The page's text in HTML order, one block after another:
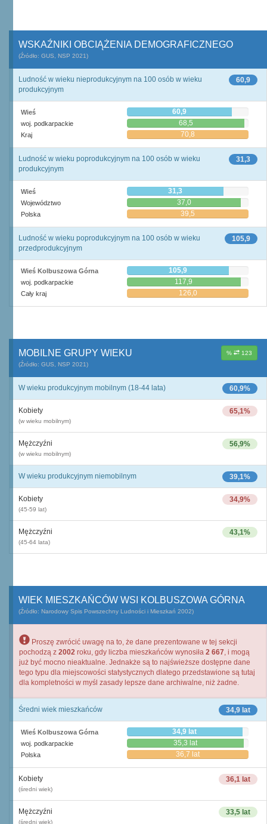
WSKAŹNIKI OBCIĄŻENIA DEMOGRAFICZNEGO
(Źródło: GUS, NSP 2021)
60,9
Ludność w wieku nieprodukcyjnym na 100 osób w wieku
produkcyjnym
Wieś 60,9
woj. podkarpackie 68,5
Kraj 70,8
31,3
Ludność w wieku poprodukcyjnym na 100 osób w wieku
produkcyjnym
Wieś 31,3
Województwo 37,0
Polska 39,5
105,9
Ludność w wieku poprodukcyjnym na 100 osób w wieku
przedprodukcyjnym
Wieś Kolbuszowa Górna 105,9
woj. podkarpackie 117,9
Cały kraj 126,0
% 123
MOBILNE GRUPY WIEKU
(Źródło: GUS, NSP 2021)
60,9%
W wieku produkcyjnym mobilnym (18-44 lata)
65,1%
Kobiety
(w wieku mobilnym)
56,9%
Mężczyźni
(w wieku mobilnym)
39,1%
W wieku produkcyjnym niemobilnym
34,9%
Kobiety
(45-59 lat)
43,1%
Mężczyźni
(45-64 lata)
WIEK MIESZKAŃCÓW WSI KOLBUSZOWA GÓRNA
(Źródło: Narodowy Spis Powszechny Ludności i Mieszkań 2002)
Proszę zwrócić uwagę na to, że dane prezentowane w tej sekcji
pochodzą z 2002 roku, gdy liczba mieszkańców wynosiła 2 667, i mogą
już być mocno nieaktualne. Jednakże są to najświeższe dostępne dane
tego typu dla miejscowości statystycznych dlatego przedstawione są tutaj
dla kompletności w myśl zasady lepsze dane archiwalne, niż żadne.
34,9 lat
Średni wiek mieszkańców
Wieś Kolbuszowa Górna 34,9 lat
woj. podkarpackie 35,3 lat
Polska 36,7 lat
36,1 lat
Kobiety
(średni wiek)
33,5 lat
Mężczyźni
(średni wiek)